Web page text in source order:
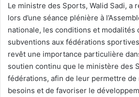
Le ministre des Sports, Walid Sadi, a
lors d’une séance plénière à
nationale, les conditions et modalités
subventions aux fédérations
revêt une importance particulière
soutien continu que le ministère des
fédérations, afin de leur permettre de
besoins et de favoriser le